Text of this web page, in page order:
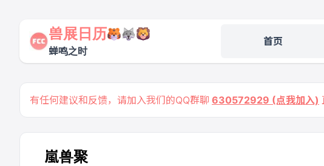
兽展日历
蝉鸣之时
首页
有任何建议和反馈，请加入我们的QQ群聊 630572929 (点我加入)
嵐兽聚